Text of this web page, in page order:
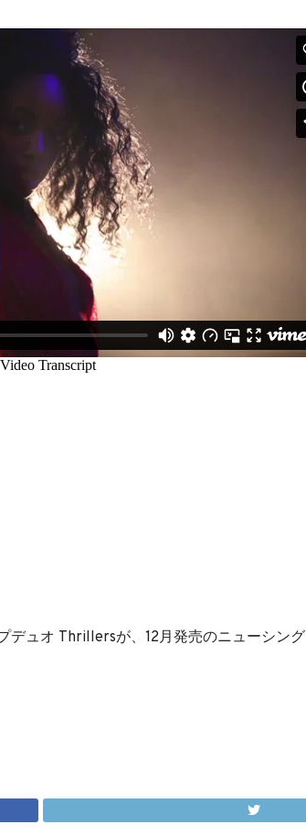
デュオ Thrillersが、12月発売のニューシング